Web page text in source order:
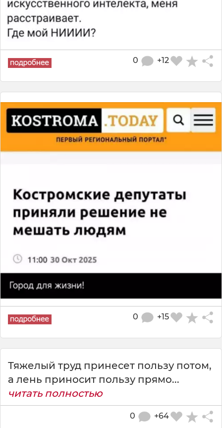
+12
0
+15
0
Тяжелый труд принесет пользу потом,
а лень приносит пользу прямо...
читать полностью
+64
0